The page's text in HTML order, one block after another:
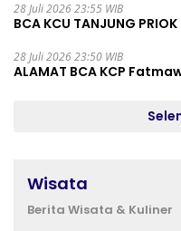
28 Juli 2026 23:55 WIB
BCA KCU TANJUNG
28 Juli 2026 23:50 WIB
ALAMAT BCA KCP
Wisata
Berita Wisata & Kuliner